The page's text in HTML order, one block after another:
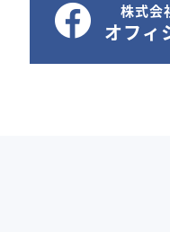
株式会
オフ